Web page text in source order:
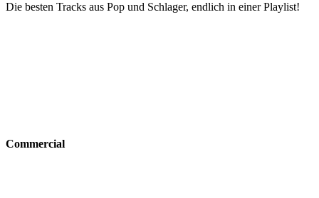
Die besten Tracks aus Pop und Schlager, endlich in einer Playlist!
Commercial